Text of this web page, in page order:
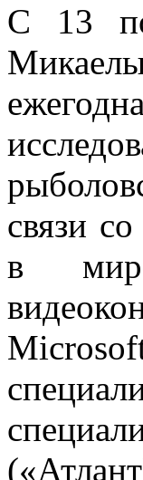
С 13 по
связи
в